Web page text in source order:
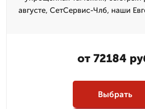
августе, СетСервис-Члб, наши
от 72184
Выбрать